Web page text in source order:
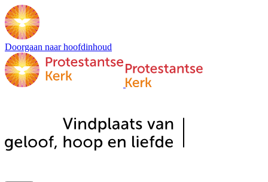
Doorgaan naar hoofdinhoud